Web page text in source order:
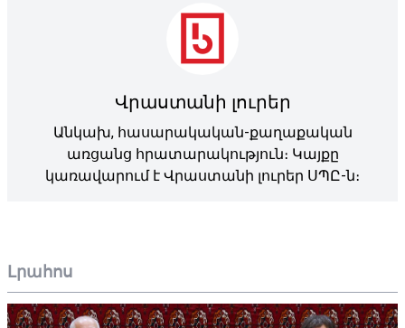
Լրահոս
Վրաստանի լուրեր
Անկախ, հասարակական-քաղաքական
առցանց հրատարակություն։ Կայքը
կառավարում է Վրաստանի լուրեր ՍՊԸ-ն։